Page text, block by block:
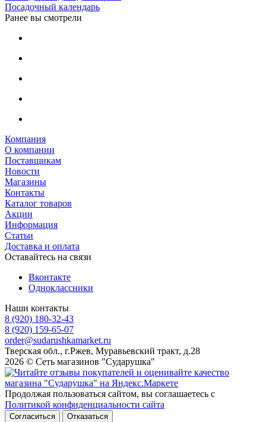
Посадочный календарь
Ранее вы смотрели
Компания
О компании
Поставщикам
Новости
Магазины
Контакты
Каталог товаров
Акции
Информация
Статьи
Доставка и оплата
Оставайтесь на связи
Вконтакте
Одноклассники
Наши контакты
8 (920) 180-32-43
8 (920) 159-65-07
order@sudarushkamarket.ru
Тверская обл., г.Ржев, Муравьевский тракт, д.28
2026 © Сеть магазинов "Сударушка"
Продолжая пользоваться сайтом, вы соглашаетесь с
Политикой конфиденциальности сайта
Согласиться Отказаться